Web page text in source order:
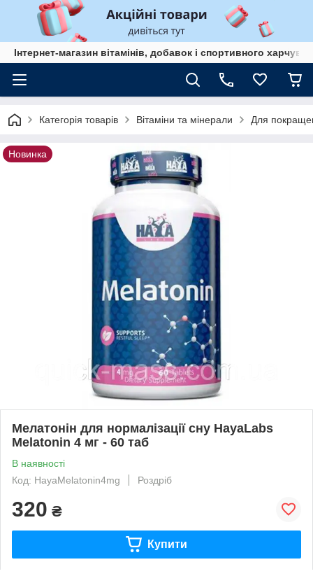
Інтернет-магазин вітамінів, добавок і спортивного
Категорія товарів Вітаміни та мінерали Для
Новинка
Мелатонін для нормалізації сну HayaLabs
Melatonin 4 мг - 60 таб
В наявності
Код: HayaMelatonin4mg
Роздріб
320 ₴
Купити